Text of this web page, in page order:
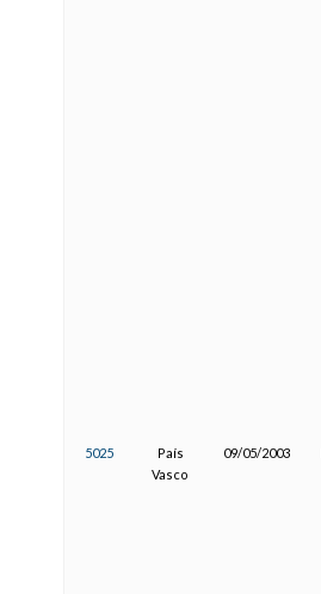
5025
País
Vasco
09/05/2003